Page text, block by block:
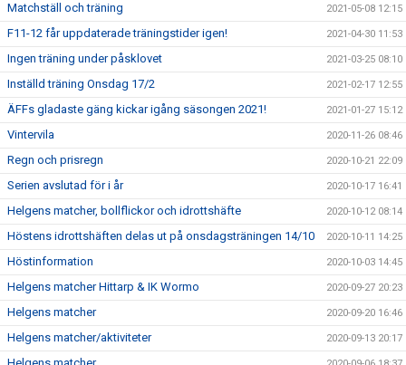
Matchställ och träning 2021-05-08 12:15
F11-12 får uppdaterade träningstider igen! 2021-04-30 11:53
Ingen träning under påsklovet 2021-03-25 08:10
Inställd träning Onsdag 17/2 2021-02-17 12:55
ÄFFs gladaste gäng kickar igång säsongen 2021! 2021-01-27 15:12
Vintervila 2020-11-26 08:46
Regn och prisregn 2020-10-21 22:09
Serien avslutad för i år 2020-10-17 16:41
Helgens matcher, bollflickor och idrottshäfte 2020-10-12 08:14
Höstens idrottshäften delas ut på onsdagsträningen 14/10 2020-10-11 14:25
Höstinformation 2020-10-03 14:45
Helgens matcher Hittarp & IK Wormo 2020-09-27 20:23
Helgens matcher 2020-09-20 16:46
Helgens matcher/aktiviteter 2020-09-13 20:17